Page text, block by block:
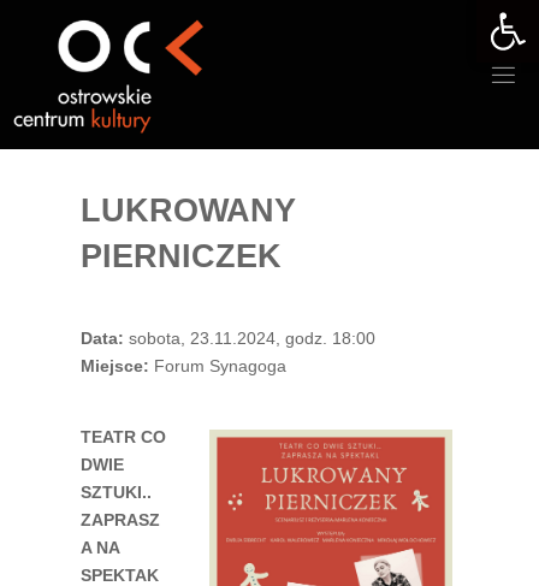
LUKROWANY
PIERNICZEK
Data: sobota, 23.11.2024, godz. 18:00
Miejsce: Forum Synagoga
TEATR CO
DWIE
SZTUKI..
ZAPRASZ
A NA
SPEKTAK